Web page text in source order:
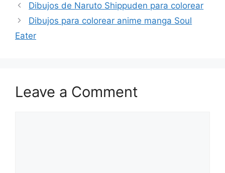
Dibujos de Naruto Shippuden para colorear
Dibujos para colorear anime manga Soul
Eater
Leave a Comment